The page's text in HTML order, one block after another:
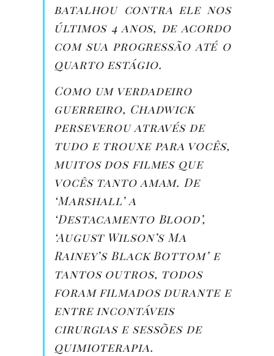
batalhou contra ele nos
últimos 4 anos, de acordo
com sua progressão até o
quarto estágio.
Como um verdadeiro
guerreiro, Chadwick
perseverou através de
tudo e trouxe para vocês,
muitos dos filmes que
vocês tanto amam. De
‘Marshall’ a
‘Destacamento Blood’,
‘August Wilson’s Ma
Rainey’s Black Bottom’ e
tantos outros, todos
foram filmados durante e
entre incontáveis
cirurgias e sessões de
quimioterapia.